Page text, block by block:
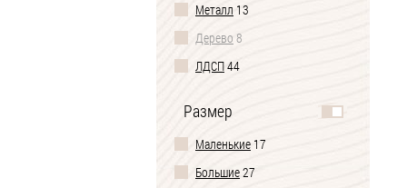
Металл 13
Дерево 8
ЛДСП44
Размер
Маленькие 17
Большие27